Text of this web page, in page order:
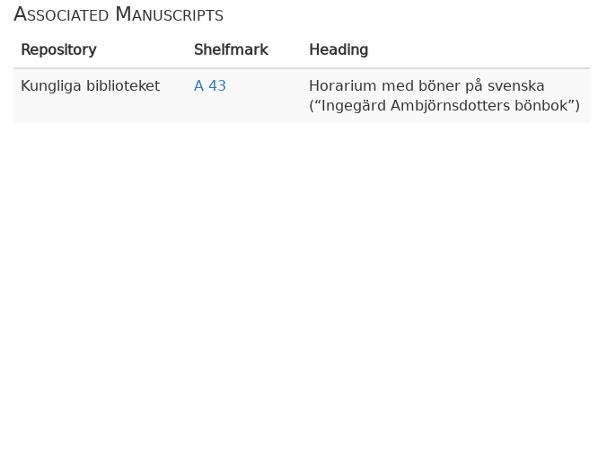
Associated Manuscripts
Repository Shelfmark Heading
Kungliga biblioteket A 43
Horarium med böner på svenska
( Ingegärd Ambjörnsdotters bönbok )